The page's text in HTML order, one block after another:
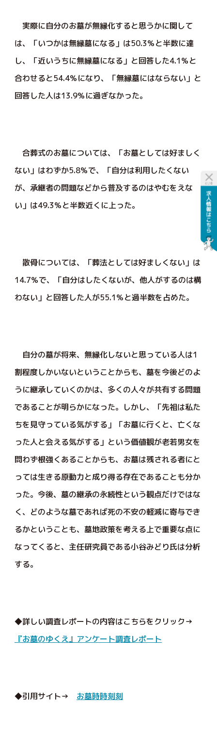
実際に自分のお墓が無縁化すると思うかに関して
は、「いつかは無縁墓になる」は50.3％と半数に達
し、「近いうちに無縁墓になる」と回答した4.1％と
合わせると54.4％になり、「無縁墓にはならない」と
回答した人は13.9％に過ぎなかった。
合葬式のお墓については、「お墓としては好ましく
ない」はわずか5.8％で、「自分は利用したくない
が、承継者の問題などから普及するのはやむをえな
い」は49.3％と半数近くに上った。
散骨については、「葬法としては好ましくない」は
14.7％で、「自分はしたくないが、他人がするのは構
わない」と回答した人が55.1％と過半数を占めた。
自分の墓が将来、無縁化しないと思っている人は1
割程度しかいないということからも、墓を今後どのよ
うに継承していくのかは、多くの人々が共有する問題
であることが明らかになった。しかし、「先祖は私た
ちを見守っている気がする」「お墓に行くと、亡くな
った人と会える気がする」という価値観が老若男女を
問わず根強くあることからも、お墓は残される者にと
っては生きる原動力と成り得る存在であることも分か
った。今後、墓の継承の永続性という観点だけではな
く、どのような墓であれば死の不安の軽減に寄与でき
るかということも、墓地政策を考える上で重要な点に
なってくると、主任研究員である小谷みどり氏は分析
する。
◆詳しい調査レポートの内容はこちらをクリック→
『お墓のゆくえ』アンケート調査レポート
◆引用サイト→ お墓時時刻刻